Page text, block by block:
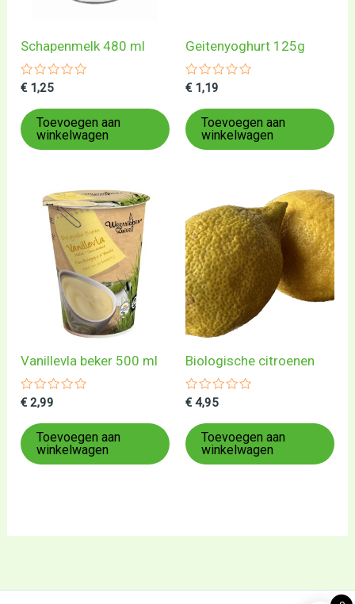
Schapenmelk 480 ml
Gewaardeerd
uit
5
€ 1,25
Toevoegen aan
winkelwagen
Geitenyoghurt 125g
Gewaardeerd
uit
5
€ 1,19
Toevoegen aan
winkelwagen
Vanillevla beker 500 ml
Gewaardeerd
uit
5
€ 2,99
Toevoegen aan
winkelwagen
Biologische citroenen
Gewaardeerd
uit
5
€ 4,95
Toevoegen aan
winkelwagen